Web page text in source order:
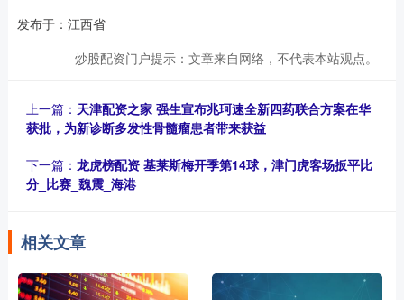
发布于：江西省
炒股配资门户提示：文章来自网络，不代表本站观点。
上一篇： 天津配资之家 强生宣布兆珂速全新四药联合方案在华
获批，为新诊断多发性骨髓瘤患者带来获益
下一篇： 龙虎榜配资 基莱斯梅开季第14球，津门虎客场扳平比
分_比赛_魏震_海港
相关文章